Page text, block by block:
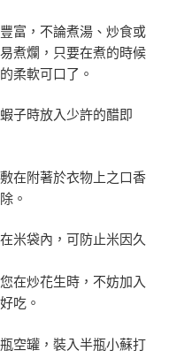
富，不論煮湯、炒食或
煮爛，只要在煮的時候
柔軟可口了。
子時放入少許的醋即
在附著於衣物上之口香
。
米袋內，可防止米因久
在炒花生時，不妨加入
吃。
空罐，裝入半瓶小蘇打